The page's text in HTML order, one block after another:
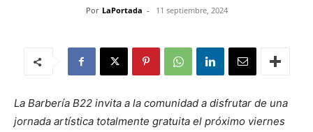
Por LaPortada - 11 septiembre, 2024
La Barbería B22 invita a la comunidad a disfrutar de una
jornada artística totalmente gratuita el próximo viernes